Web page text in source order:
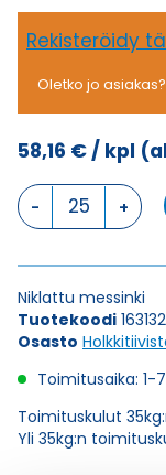
Rekisteröidy
Oletko jo asiakas?
58,16 €/ kpl
HSK-
M-
D
HOLKKITIIVISTE
määrä
Niklattu messinki
Tuotekoodi
Osasto
Toimitusaika: 1-
Toimituskulut
Yli 35kg:n